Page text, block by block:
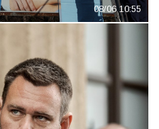
08/06 10:55